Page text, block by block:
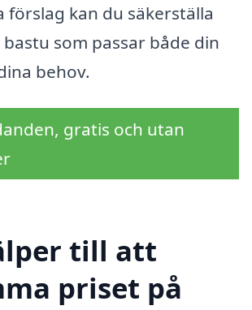
förslag kan du säkerställa
som passar både din
behov.
gratis och utan
till att
priset på